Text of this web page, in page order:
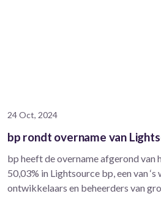
24 Oct, 2024
bp rondt overname van
bp heeft de overname afgerond van
50,03% in Lightsource bp, een van
ontwikkelaars en beheerders van